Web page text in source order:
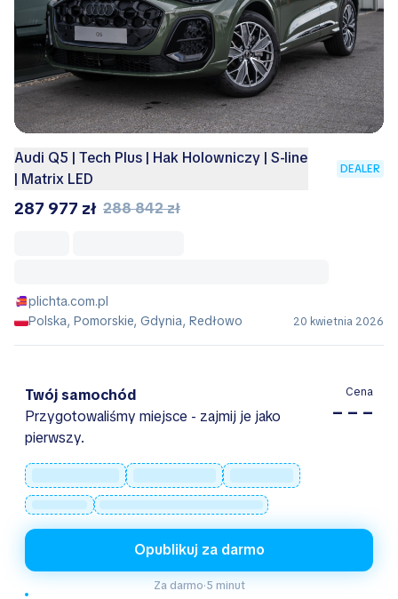
Audi Q5 | Tech Plus | Hak Holowniczy | S-line
| Matrix LED
DEALER
287 977 zł 288 842 zł
plichta.com.pl
Polska, Pomorskie, Gdynia, Redłowo
20 kwietnia 2026
Twój samochód
Przygotowaliśmy miejsce - zajmij je jako
pierwszy.
Cena
– – –
Opublikuj za darmo
Za darmo·5 minut